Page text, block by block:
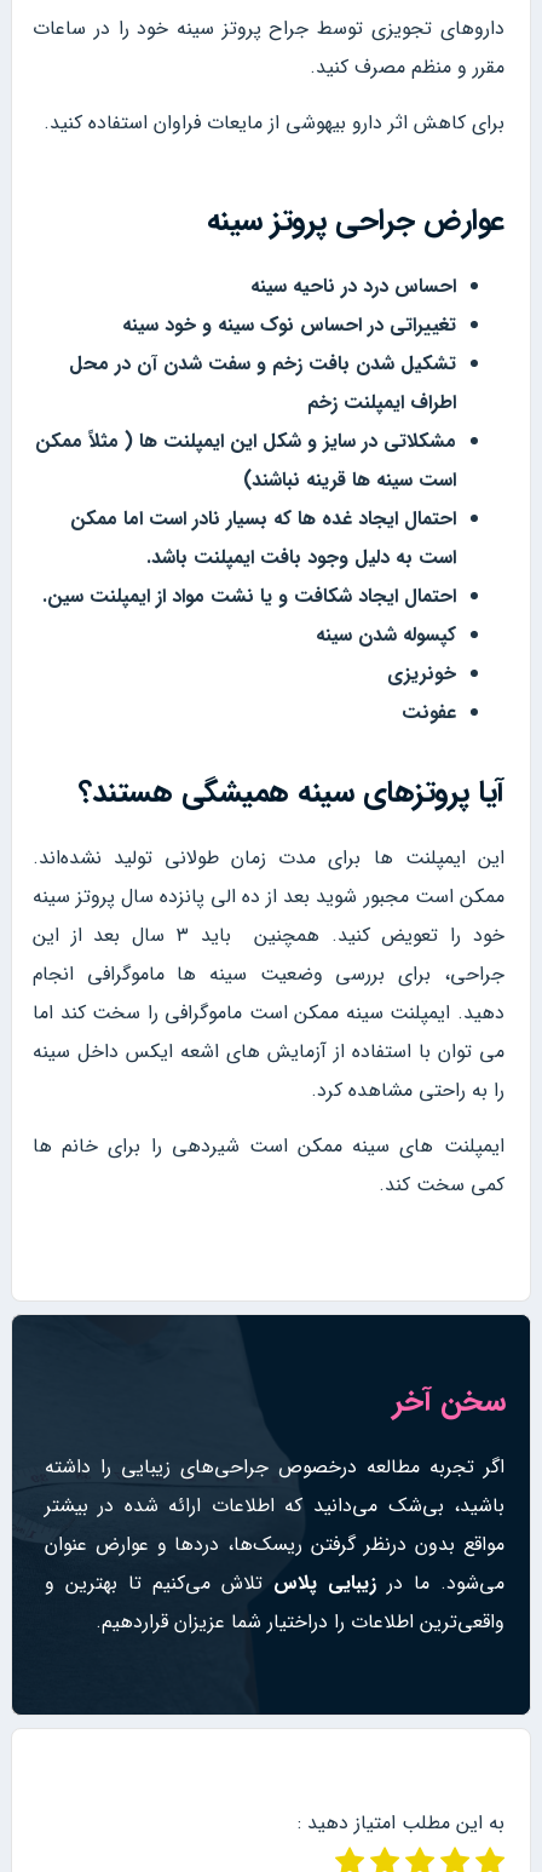
داروهای تجویزی توسط جراح پروتز سینه خود را در ساعات
مقرر و منظم مصرف کنید.
برای کاهش اثر دارو بیهوشی از مایعات فراوان استفاده کنید.
عوارض جراحی پروتز سینه
احساس درد در ناحیه سینه
تغییراتی در احساس نوک سینه و خود سینه
تشکیل شدن بافت زخم و سفت شدن آن در محل
اطراف ایمپلنت زخم
مشکلاتی در سایز و شکل این ایمپلنت ها ( مثلاً ممکن
است سینه‌ ها قرینه نباشند)
احتمال ایجاد غده ها که بسیار نادر است اما ممکن
است به دلیل وجود بافت ایمپلنت باشد.
احتمال ایجاد شکافت و یا نشت مواد از ایمپلنت سین.
کپسوله شدن سینه
خونریزی
عفونت
آیا پروتزهای سینه همیشگی هستند؟
این‌ ایمپلنت ها برای مدت زمان طولانی تولید نشده‌اند.
ممکن است مجبور شوید بعد از ده الی پانزده سال پروتز سینه
خود را تعویض کنید. همچنین باید ۳ سال بعد از این
جراحی، برای بررسی وضعیت سینه ها ماموگرافی انجام
دهید. ایمپلنت سینه ممکن است ماموگرافی را سخت کند اما
می توان با استفاده از آزمایش های اشعه ایکس داخل سینه
را به راحتی مشاهده کرد.
ایمپلنت های سینه ممکن است شیردهی را برای خانم‌ ها
کمی سخت کند.
سخن آخر
اگر تجربه مطالعه درخصوص جراحی‌های زیبایی را داشته
باشید، بی‌شک می‌دانید که اطلاعات ارائه شده در بیشتر
مواقع بدون درنظر گرفتن ریسک‌ها، دردها و عوارض عنوان
می‌شود. ما در زیبایی پلاس تلاش می‌کنیم تا بهترین و
واقعی‌ترین اطلاعات را دراختیار شما عزیزان قراردهیم.
به این مطلب امتیاز دهید :